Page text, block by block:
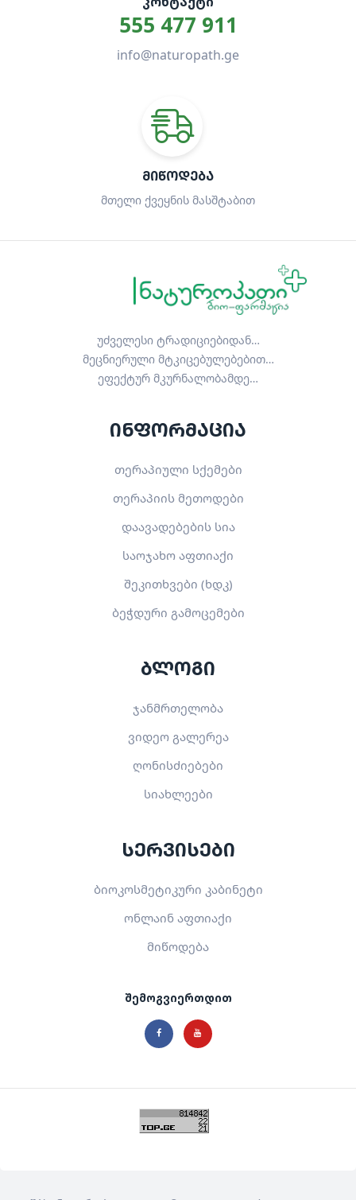
555 477 911
info@naturopath.ge
ᲛᲘᲬᲝᲓᲔᲑᲐ
მთელი ქვეყნის მასშტაბით
უძველესი ტრადიციებიდან…
მეცნიერული მტკიცებულებებით…
ეფექტურ მკურნალობამდე…
ინფორმაცია
თერაპიული სქემები
თერაპიის მეთოდები
დაავადებების სია
საოჯახო აფთიაქი
შეკითხვები (ხდკ)
ბეჭდური გამოცემები
ბლოგი
ჯანმრთელობა
ვიდეო გალერეა
ღონისძიებები
სიახლეები
სერვისები
ბიოკოსმეტიკური კაბინეტი
ონლაინ აფთიაქი
მიწოდება
შემოგვიერთდით